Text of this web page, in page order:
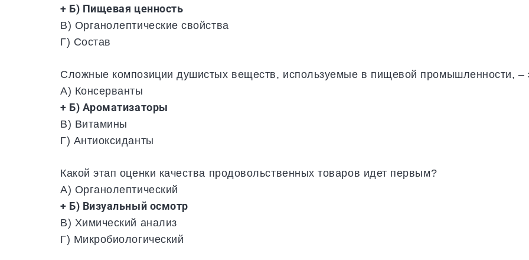
+ Б) Пищевая ценность
В) Органолептические свойства
Г) Состав
Сложные композиции душистых веществ, используемые в пищевой промышленности, –
А) Консерванты
+ Б) Ароматизаторы
В) Витамины
Г) Антиоксиданты
Какой этап оценки качества продовольственных товаров идет первым?
А) Органолептический
+ Б) Визуальный осмотр
В) Химический анализ
Г) Микробиологический